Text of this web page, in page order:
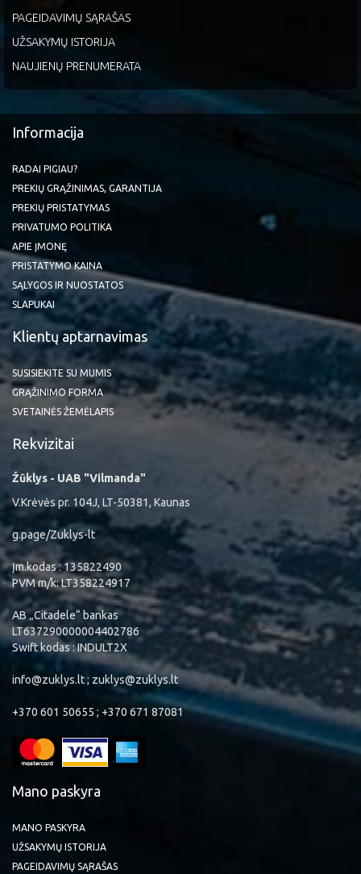
PAGEIDAVIMŲ SĄRAŠAS
UŽSAKYMŲ ISTORIJA
NAUJIENŲ PRENUMERATA
Informacija
RADAI PIGIAU?
PREKIŲ GRĄŽINIMAS, GARANTIJA
PREKIŲ PRISTATYMAS
PRIVATUMO POLITIKA
APIE ĮMONĘ
PRISTATYMO KAINA
SĄLYGOS IR NUOSTATOS
SLAPUKAI
Klientų aptarnavimas
SUSISIEKITE SU MUMIS
GRĄŽINIMO FORMA
SVETAINĖS ŽEMĖLAPIS
Rekvizitai
Žūklys - UAB "Vilmanda"
V.Krėvės pr. 104J, LT-50381, Kaunas
g.page/Zuklys-lt
Įm.kodas : 135822490
PVM m/k: LT358224917
AB „Citadele“ bankas
LT637290000004402786
Swift kodas : INDULT2X
info@zuklys.lt ; zuklys@zuklys.lt
+370 601 50655 ; +370 671 87081
Mano paskyra
MANO PASKYRA
UŽSAKYMŲ ISTORIJA
PAGEIDAVIMŲ SĄRAŠAS